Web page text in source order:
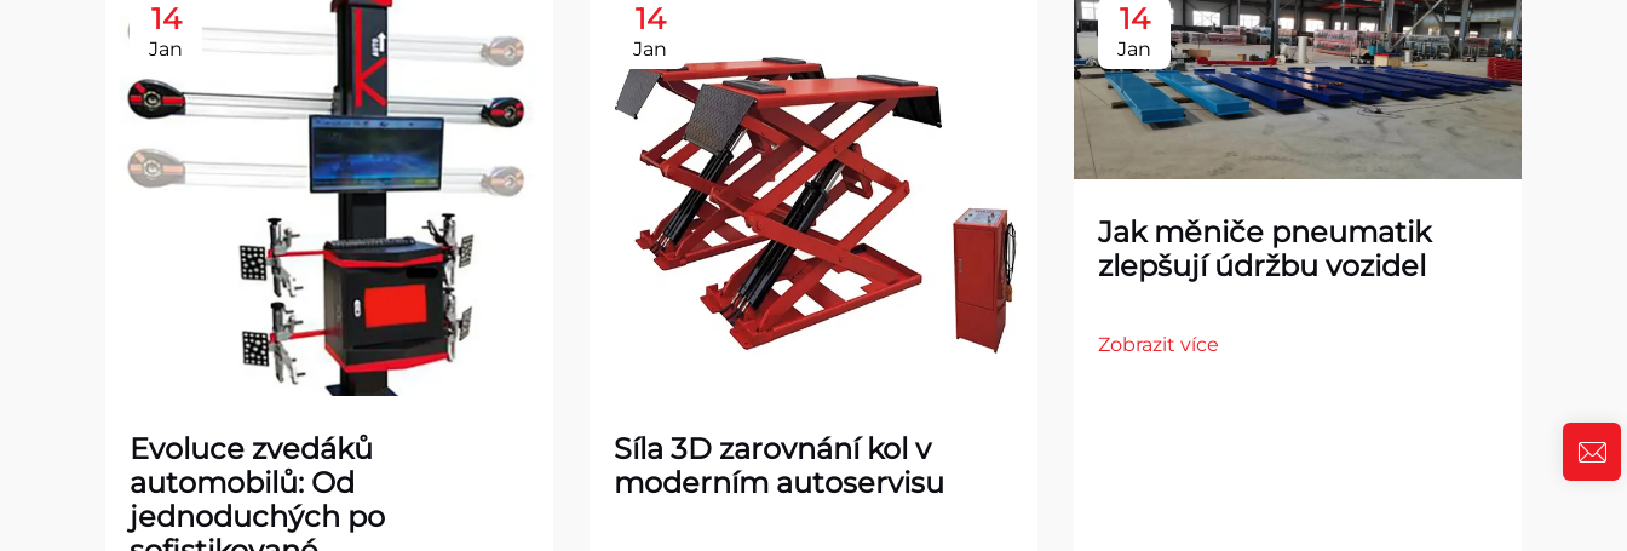
14
Jan
Evoluce zvedáků
automobilů: Od
jednoduchých po
14
Jan
Síla 3D zarovnání kol v
moderním autoservisu
14
Jan
Jak měniče pneumatik
zlepšují údržbu vozidel
Zobrazit více